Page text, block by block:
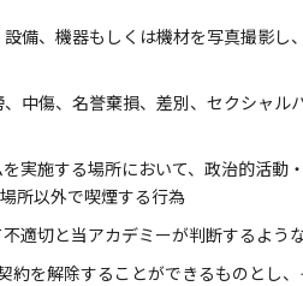
備、機器もしくは機材を写真撮影
中傷、名誉棄損、差別、セクシャ
実施する場所において、政治的活
所以外で喫煙する行為
適切と当アカデミーが判断するよう
を解除することができるものとし